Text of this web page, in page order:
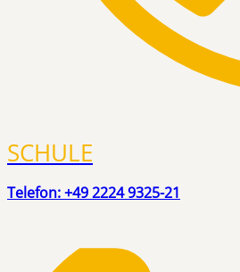
SCHULE
Telefon: +49 2224 9325-21